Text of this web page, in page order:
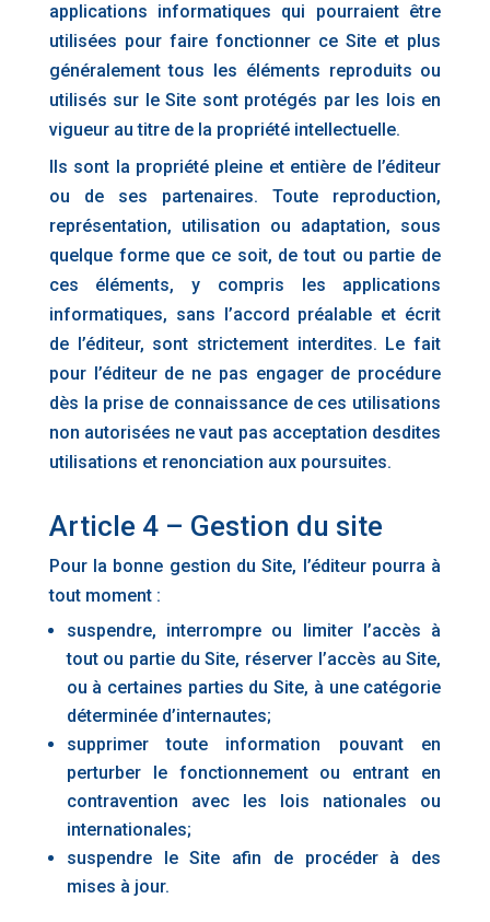
applications informatiques qui pourraient être
utilisées pour faire fonctionner ce Site et plus
généralement tous les éléments reproduits ou
utilisés sur le Site sont protégés par les lois en
vigueur au titre de la propriété intellectuelle.
Ils sont la propriété pleine et entière de l’éditeur
ou de ses partenaires. Toute reproduction,
représentation, utilisation ou adaptation, sous
quelque forme que ce soit, de tout ou partie de
ces éléments, y compris les applications
informatiques, sans l’accord préalable et écrit
de l’éditeur, sont strictement interdites. Le fait
pour l’éditeur de ne pas engager de procédure
dès la prise de connaissance de ces utilisations
non autorisées ne vaut pas acceptation desdites
utilisations et renonciation aux poursuites.
Article 4 – Gestion du site
Pour la bonne gestion du Site, l’éditeur pourra à
tout moment :
suspendre, interrompre ou limiter l’accès à
tout ou partie du Site, réserver l’accès au Site,
ou à certaines parties du Site, à une catégorie
déterminée d’internautes;
supprimer toute information pouvant en
perturber le fonctionnement ou entrant en
contravention avec les lois nationales ou
internationales;
suspendre le Site afin de procéder à des
mises à jour.